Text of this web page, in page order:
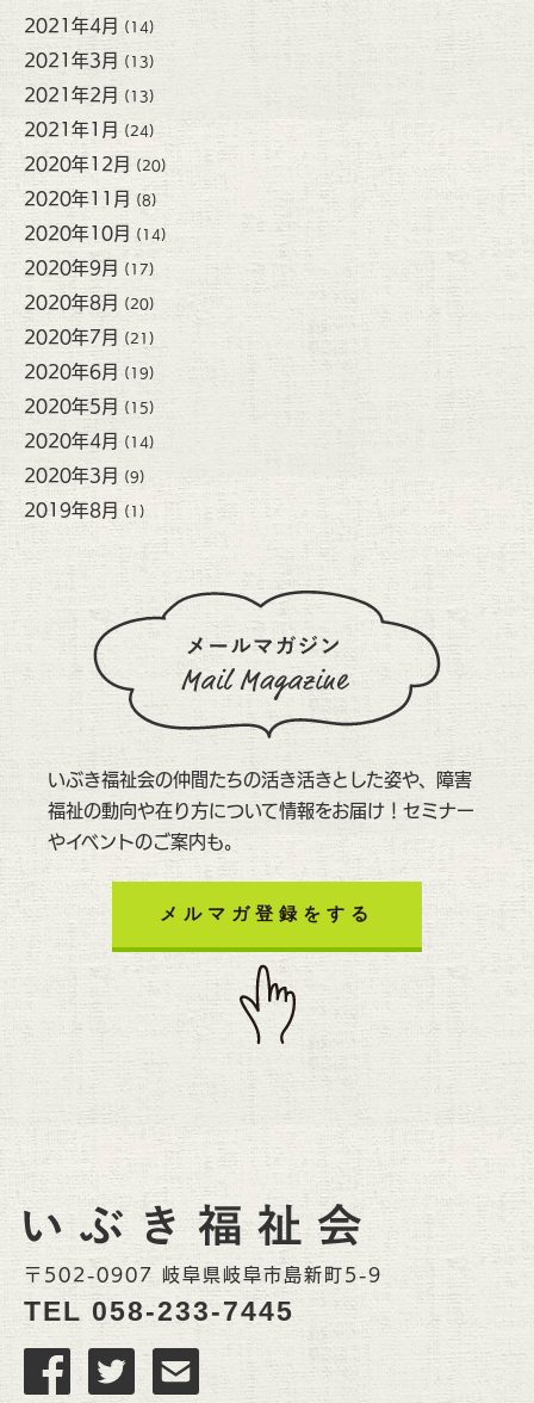
2021年4月 (14)
2021年3月 (13)
2021年2月 (13)
2021年1月 (24)
2020年12月 (20)
2020年11月 (8)
2020年10月 (14)
2020年9月 (17)
2020年8月 (20)
2020年7月 (21)
2020年6月 (19)
2020年5月 (15)
2020年4月 (14)
2020年3月 (9)
2019年8月 (1)
いぶき福祉会の仲間たちの活き活きとした姿や、障害
福祉の動向や在り方について情報をお届け！セミナー
やイベントのご案内も。
メルマガ登録をする
〒502-0907 岐阜県岐阜市島新町5-9
TEL 058-233-7445